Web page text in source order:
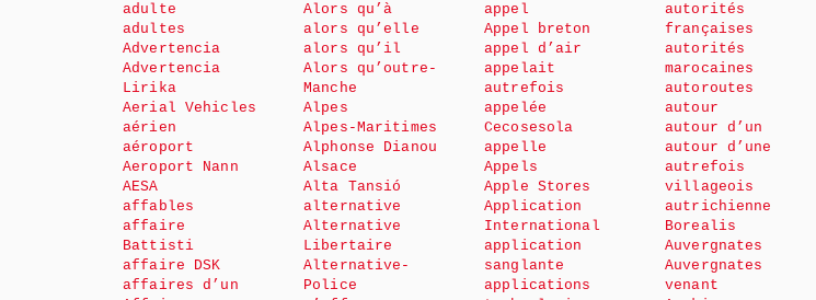
adulte
adultes
Advertencia
Advertencia
Lirika
Aerial Vehicles
aérien
aéroport
Aeroport Nann
AESA
affables
affaire
Battisti
affaire DSK
affaires d’un
Alors qu’à
alors qu’elle
alors qu’il
Alors qu’outre-
Manche
Alpes
Alpes-Maritimes
Alphonse Dianou
Alsace
Alta Tansió
alternative
Alternative
Libertaire
Alternative-
Police
appel
Appel breton
appel d’air
appelait
autrefois
appelée
Cecosesola
appelle
Appels
Apple Stores
Application
International
application
sanglante
applications
autorités
françaises
autorités
marocaines
autoroutes
autour
autour d’un
autour d’une
autrefois
villageois
autrichienne
Borealis
Auvergnates
Auvergnates
venant